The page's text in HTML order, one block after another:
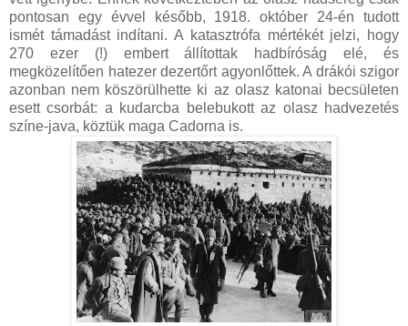
pontosan egy évvel később, 1918. október 24-én tudott
ismét támadást indítani. A katasztrófa mértékét jelzi, hogy
270 ezer (!) embert állítottak hadbíróság elé, és
megközelítően hatezer dezertőrt agyonlőttek. A drákói szigor
azonban nem köszörülhette ki az olasz katonai becsületen
esett csorbát: a kudarcba belebukott az olasz hadvezetés
színe-java, köztük maga Cadorna is.